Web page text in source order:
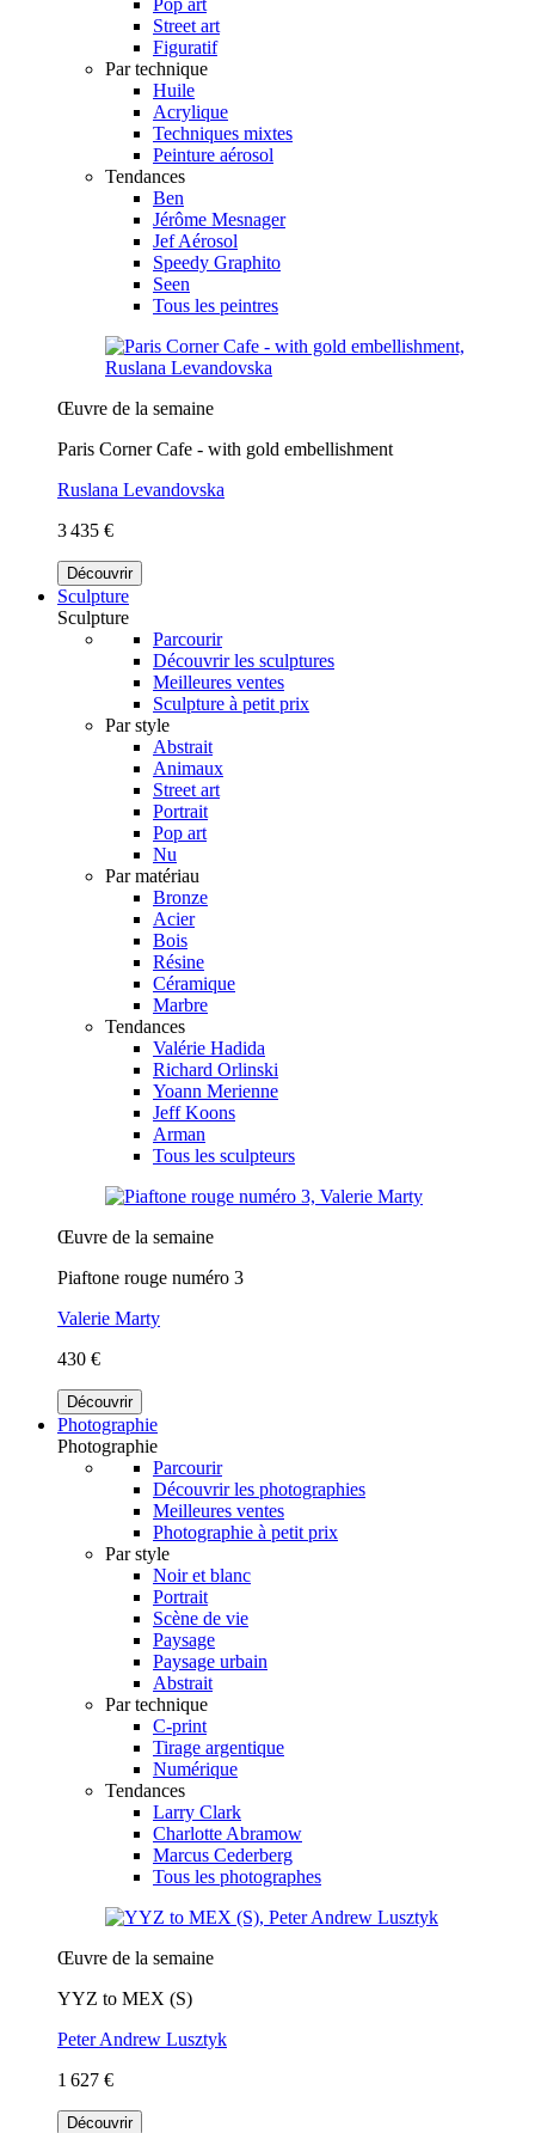
Street art
Figuratif
Par technique
Huile
Acrylique
Techniques mixtes
Peinture aérosol
Tendances
Ben
Jérôme Mesnager
Jef Aérosol
Speedy Graphito
Seen
Tous les peintres
Œuvre de la semaine
Paris Corner Cafe - with gold embellishment
Ruslana Levandovska
3 435 €
Découvrir
Sculpture
Sculpture
Parcourir
Découvrir les sculptures
Meilleures ventes
Sculpture à petit prix
Par style
Abstrait
Animaux
Street art
Portrait
Pop art
Nu
Par matériau
Bronze
Acier
Bois
Résine
Céramique
Marbre
Tendances
Valérie Hadida
Richard Orlinski
Yoann Merienne
Jeff Koons
Arman
Tous les sculpteurs
Œuvre de la semaine
Piaftone rouge numéro 3
Valerie Marty
430 €
Découvrir
Photographie
Photographie
Parcourir
Découvrir les photographies
Meilleures ventes
Photographie à petit prix
Par style
Noir et blanc
Portrait
Scène de vie
Paysage
Paysage urbain
Abstrait
Par technique
C-print
Tirage argentique
Numérique
Tendances
Larry Clark
Charlotte Abramow
Marcus Cederberg
Tous les photographes
Œuvre de la semaine
YYZ to MEX (S)
Peter Andrew Lusztyk
1 627 €
Découvrir